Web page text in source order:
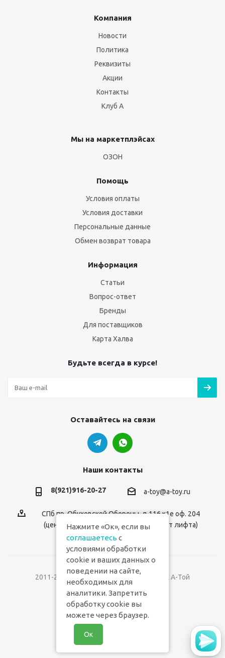
Компания
Новости
Политика
Реквизиты
Акции
Контакты
Клуб А
Мы на маркетплэйсах
ОЗОН
Помощь
Условия оплаты
Условия доставки
Персональные данные
Обмен возврат товара
Информация
Статьи
Вопрос-ответ
Бренды
Для поставщиков
Карта Халва
Будьте всегда в курсе!
Оставайтесь на связи
Наши контакты
8(921)916-20-27 a-toy@a-toy.ru
СПб пр. Обуховской Обороны, д.116 к1е оф. 204
(центральный вход 2-й этаж справа от лифта)
2011-2026 © Интернет-магазин игрушек А-Той
Версия для печати
Нажмите «Ок», если вы
соглашаетесь с
условиями обработки
cookie и ваших данных о
поведении на сайте,
необходимых для
аналитики. Запретить
обработку cookie вы
можете через браузер.
Ок